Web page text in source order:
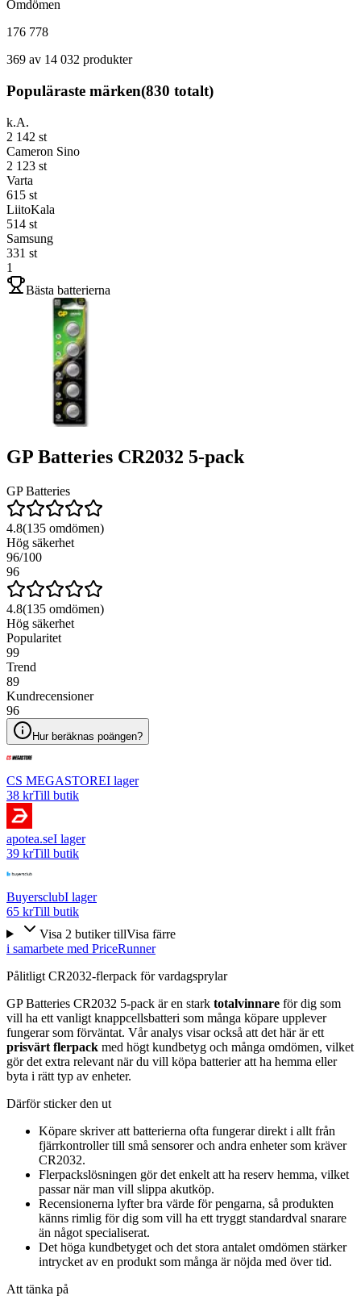
Omdömen
176 778
369 av 14 032 produkter
Populäraste märken(830 totalt)
k.A.
2 142 st
Cameron Sino
2 123 st
Varta
615 st
LiitoKala
514 st
Samsung
331 st
1
Bästa batterierna
GP Batteries CR2032 5-pack
GP Batteries
4.8(135 omdömen)
Hög säkerhet
96/100
96
4.8(135 omdömen)
Hög säkerhet
Popularitet
99
Trend
89
Kundrecensioner
96
Hur beräknas poängen?
CS MEGASTOREI lager
38 krTill butik
apotea.seI lager
39 krTill butik
BuyersclubI lager
65 krTill butik
Visa 2 butiker tillVisa färre
i samarbete med PriceRunner
Pålitligt CR2032-flerpack för vardagsprylar
GP Batteries CR2032 5-pack är en stark totalvinnare för dig som
vill ha ett vanligt knappcellsbatteri som många köpare upplever
fungerar som förväntat. Vår analys visar också att det här är ett
prisvärt flerpack med högt kundbetyg och många omdömen, vilket
gör det extra relevant när du vill köpa batterier att ha hemma eller
byta i rätt typ av enheter.
Därför sticker den ut
Köpare skriver att batterierna ofta fungerar direkt i allt från
fjärrkontroller till små sensorer och andra enheter som kräver
CR2032.
Flerpackslösningen gör det enkelt att ha reserv hemma, vilket
passar när man vill slippa akutköp.
Recensionerna lyfter bra värde för pengarna, så produkten
känns rimlig för dig som vill ha ett tryggt standardval snarare
än något specialiserat.
Det höga kundbetyget och det stora antalet omdömen stärker
intrycket av en produkt som många är nöjda med över tid.
Att tänka på